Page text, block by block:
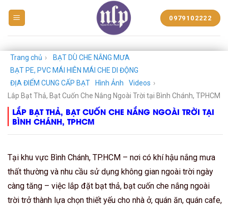
NHỰA
PHÁT
0979102222
Trang chủ ›
BẠT DÙ CHE NẮNG MƯA
BẠT PE, PVC MÁI HIÊN MÁI CHE DI ĐỘNG
ĐỊA ĐIỂM CUNG CẤP BẠT
Hình Ảnh Videos ›
Lắp Bạt Thả, Bạt Cuốn Che Nắng Ngoài Trời tại Bình Chánh, TPHCM
LẮP BẠT THẢ, BẠT CUỐN CHE NẮNG NGOÀI TRỜI TẠI
BÌNH CHÁNH, TPHCM
Tại khu vực Bình Chánh, TP.HCM – nơi có khí hậu nắng mưa
thất thường và nhu cầu sử dụng không gian ngoài trời ngày
càng tăng – việc lắp đặt bạt thả, bạt cuốn che nắng ngoài
trời trở thành lựa chọn thiết yếu cho nhà ở, quán ăn, quán cafe,